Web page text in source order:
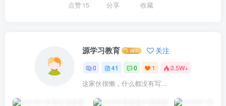
点赞15 分享 收藏
源学习教育 关注
0 41 0 1 3.5W+
这家伙很懒，什么都没有写...